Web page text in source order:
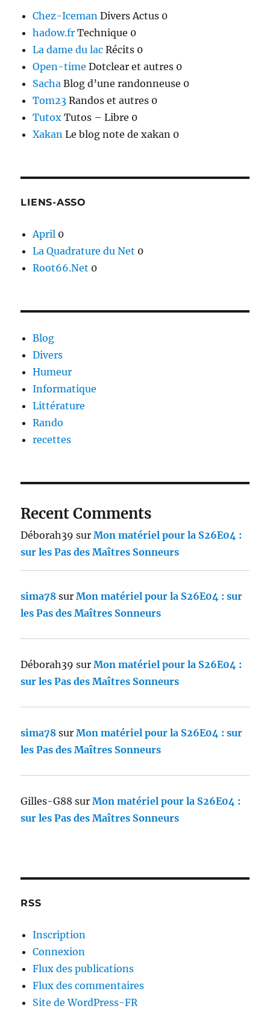
Chez-Iceman Divers Actus 0
hadow.fr Technique 0
La dame du lac Récits 0
Open-time Dotclear et autres 0
Sacha Blog d’une randonneuse 0
Tom23 Randos et autres 0
Tutox Tutos – Libre 0
Xakan Le blog note de xakan 0
LIENS-ASSO
April 0
La Quadrature du Net 0
Root66.Net 0
Blog
Divers
Humeur
Informatique
Littérature
Rando
recettes
Recent Comments
Déborah39 surMon matériel pour la S26E04 :
sur les Pas des Maîtres Sonneurs
sima78 surMon matériel pour la S26E04 : sur
les Pas des Maîtres Sonneurs
Déborah39 surMon matériel pour la S26E04 :
sur les Pas des Maîtres Sonneurs
sima78 surMon matériel pour la S26E04 : sur
les Pas des Maîtres Sonneurs
Gilles-G88 surMon matériel pour la S26E04 :
sur les Pas des Maîtres Sonneurs
RSS
Inscription
Connexion
Flux des publications
Flux des commentaires
Site de WordPress-FR